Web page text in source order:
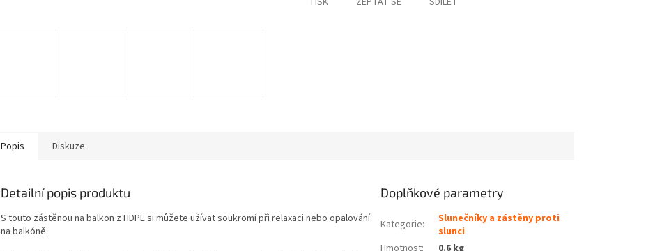
Popis Diskuze
Detailní popis produktu
S touto zástěnou na balkon z HDPE si můžete užívat soukromí při relaxaci nebo opalování
na balkóně.
Doplňkové parametry
Kategorie:
Slunečníky a zástěny proti
slunci
Hmotnost:
0.6 kg